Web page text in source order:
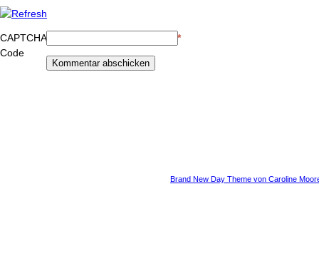
CAPTCHA
Code
*
Brand New Day Theme von Caroline